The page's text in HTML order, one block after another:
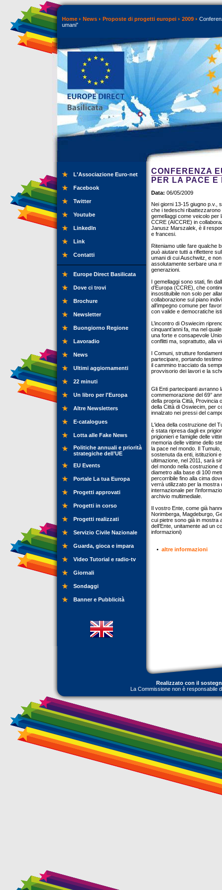
Home News Proposte di progetti europei 2009
umani”
L'Associazione Euro-net
Facebook
Twitter
Youtube
LinkedIn
Link
Contatti
Europe Direct Basilicata
Dove ci trovi
Brochure
Newsletter
Buongiorno Regione
Lavoradio
News
Ultimi aggiornamenti
22 minuti
Un libro per l'Europa
Altre Newsletters
E-catalogues
Lotta alle Fake News
Politiche annuali e priorità
strategiche dell’UE
EU Events
Portale La tua Europa
Progetti approvati
Progetti in corso
Progetti realizzati
Servizio Civile Nazionale
Guarda, gioca e impara
Video Tutorial e radio-tv
Giornali
Sondaggi
Banner e Pubblicità
CONFERENZA
PER LA PACE
Data: 06/05/2009
Nei giorni 13-15 giugno p.v.,
che i tedeschi
gemellaggi come veicolo per
CCRE (AICCRE) in
Janusz Marszalek, è il
e francesi.
Riteniamo utile fare qualche
può aiutare tutti a riflettere
umani di cui Auschwitz, e
assolutamente serbare una
generazioni.
I gemellaggi sono stati, fin
d’Europa (CCRE), che
insostituibile non solo per
collaborazione sul piano
all’impegno comune per
con valide e democratiche
L’incontro di Oswiecim
cinquant’anni fa, ma nel
una forte e consapevole
conflitti ma, soprattutto, alla
I Comuni, strutture
partecipare, portando
il cammino tracciato da
provvisorio dei lavori e la
Gli Enti partecipanti avranno
commemorazione del 69°
della propria Città, Provincia
della Città di Oswiecim, per
innalzato nei pressi del
L'idea della costruzione del
è stata ripresa dagli ex
prigionieri e famiglie delle
memoria delle vittime dello
la pace nel mondo. Il
sostenuta da enti, istituzioni
ultimazione, nel 2011, sarà
del mondo nella costruzione
diametro alla base di 100
percorribile fino alla cima
verrà utilizzato per la mostra
internazionale per
archivio multimediale.
Il vostro Ente, come già
Norimberga, Magdeburgo,
cui pietre sono già in mostra
dell’Ente, unitamente ad un
informazioni)
• altre informazioni
Realizzato con il
La Commissione non è responsabile